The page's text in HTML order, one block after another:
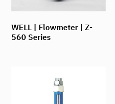
WELL | Flowmeter | Z-
560 Series